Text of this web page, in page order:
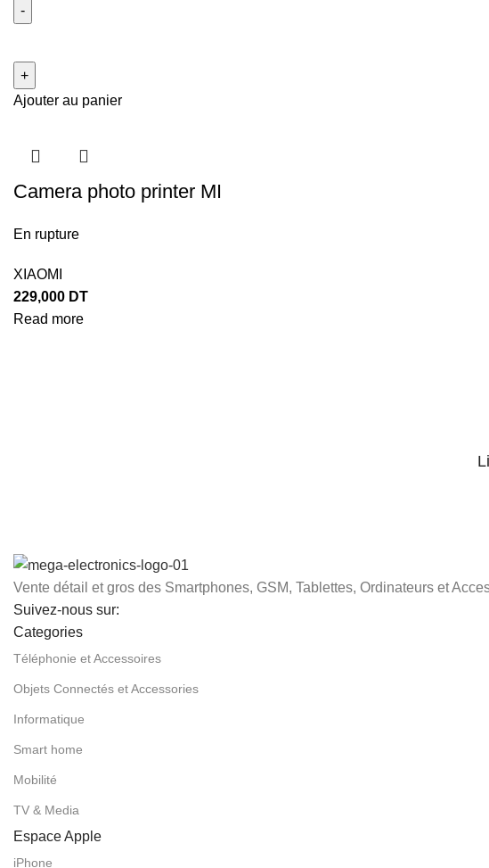
Ajouter au panier
Camera photo printer MI
En rupture
XIAOMI
229,000 DT
Read more
Vente détail et gros des Smartphones, GSM, Tablettes, Ordinateurs et
Suivez-nous sur:
Categories
Téléphonie et Accessoires
Objets Connectés et Accessories
Informatique
Smart home
Mobilité
TV & Media
Espace Apple
iPhone